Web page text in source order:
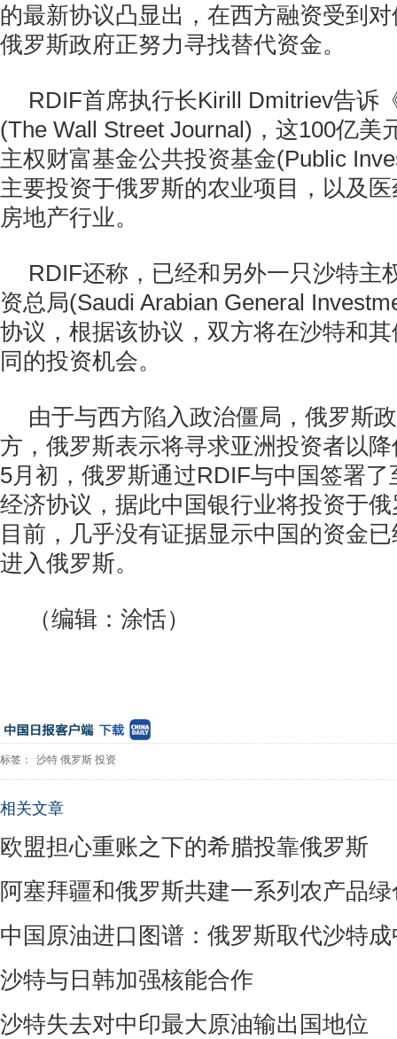
的最新协议凸显出，在西方融资受到
俄罗斯政府正努力寻找替代资金。
RDIF首席执行长Kirill Dmitriev告诉
(The Wall Street Journal)，这100亿美
主权财富基金公共投资基金(Public
主要投资于俄罗斯的农业项目，以及
房地产行业。
RDIF还称，已经和另外一只沙特主
资总局(Saudi Arabian General
协议，根据该协议，双方将在沙特和
同的投资机会。
由于与西方陷入政治僵局，俄罗斯
方，俄罗斯表示将寻求亚洲投资者以
5月初，俄罗斯通过RDIF与中国签署
经济协议，据此中国银行业将投资于
目前，几乎没有证据显示中国的资金
进入俄罗斯。
（编辑：涂恬）
标签： 沙特 俄罗斯 投资
相关文章
欧盟担心重账之下的希腊投靠俄罗斯
阿塞拜疆和俄罗斯共建一系列农产品
中国原油进口图谱：俄罗斯取代沙特
沙特与日韩加强核能合作
沙特失去对中印最大原油输出国地位